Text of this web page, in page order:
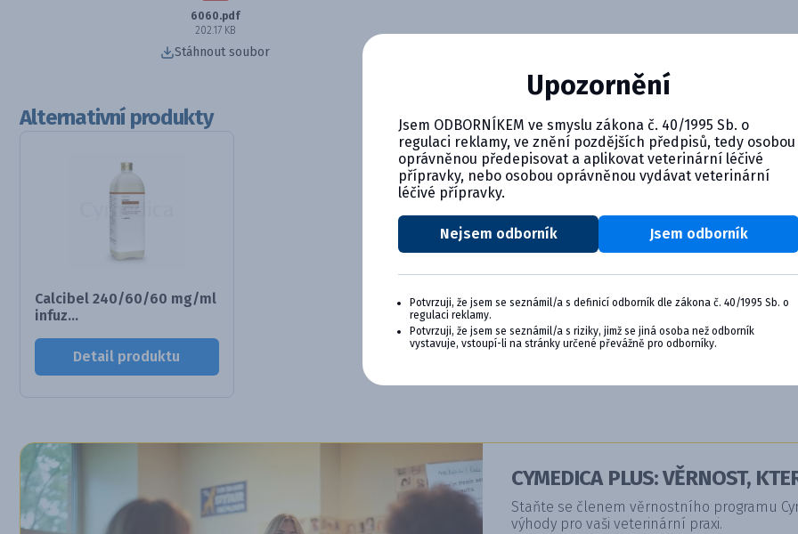
6060.pdf
202.17 KB
Stáhnout soubor
Alternativní produkty
Calcibel 240/60/60 mg/ml
infuz...
Detail produktu
CYMEDICA PLUS: VĚRNOST,
Staňte se členem věrnostního programu
výhody pro vaši veterinární praxi.
Upozornění
Jsem ODBORNÍKEM ve smyslu zákona č. 40/1995 Sb. o
regulaci reklamy, ve znění pozdějších předpisů, tedy osobou
oprávněnou předepisovat a aplikovat veterinární léčivé
přípravky, nebo osobou oprávněnou vydávat veterinární
léčivé přípravky.
Nejsem odborník Jsem odborník
Potvrzuji, že jsem se seznámil/a s definicí odborník dle zákona č. 40/1995 Sb. o
regulaci reklamy.
Potvrzuji, že jsem se seznámil/a s riziky, jimž se jiná osoba než odborník
vystavuje, vstoupí-li na stránky určené převážně pro odborníky.